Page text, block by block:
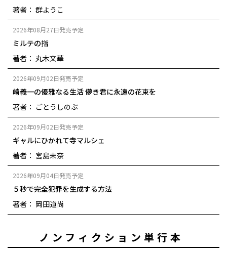
著者： 群ようこ
2026年08月27日発売予定
ミルテの指
著者： 丸木文華
2026年09月02日発売予定
崎義一の優雅なる生活 儚き君に永遠の花束を
著者： ごとうしのぶ
2026年09月02日発売予定
ギャルにひかれて寺マルシェ
著者： 宮島未奈
2026年09月04日発売予定
５秒で完全犯罪を生成する方法
著者： 岡田道尚
ノンフィクション単行本